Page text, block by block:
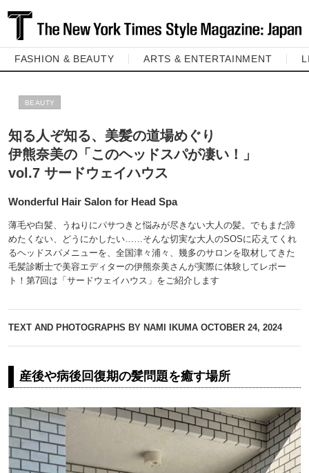
FASHION & BEAUTY ARTS & ENTERTAINMENT
BEAUTY
知る人ぞ知る、美髪の道場めぐり
伊熊奈美の「このヘッドスパが凄い！」
vol.7 サードウェイハウス
Wonderful Hair Salon for Head Spa
薄毛や白髪、うねりにパサつきと悩みが尽きない大人の髪。でもまだ諦
めたくない、どうにかしたい……そんな切実な大人のSOSに応えてくれ
るヘッドスパメニューを、全国津々浦々、幾多のサロンを取材してきた
毛髪診断士で美容エディターの伊熊奈美さんが実際に体験してレポー
ト！第7回は「サードウェイハウス」をご紹介します
TEXT AND PHOTOGRAPHS BY NAMI IKUMA OCTOBER 24, 2024
産後や病後回復期の髪問題を癒す場所